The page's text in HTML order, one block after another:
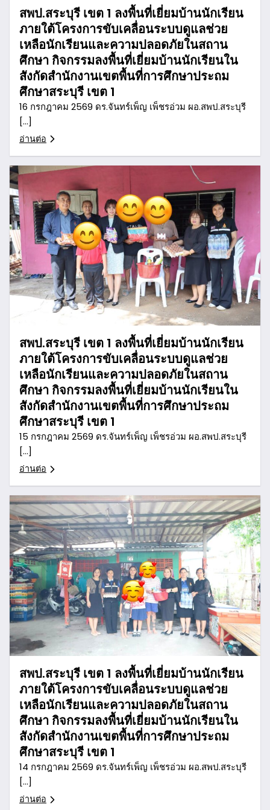
สพป.สระบุรี เขต 1 ลงพื้นที่เยี่ยมบ้านนักเรียน
ภายใต้โครงการขับเคลื่อนระบบดูแลช่วย
เหลือนักเรียนและความปลอดภัยในสถาน
ศึกษา กิจกรรมลงพื้นที่เยี่ยมบ้านนักเรียนใน
สังกัดสำนักงานเขตพื้นที่การศึกษาประถม
ศึกษาสระบุรี เขต 1
16 กรกฎาคม 2569 ดร.จันทร์เพ็ญ เพ็ชรอ่วม ผอ.สพป.สระบุรี
[…]
อ่านต่อ
สพป.สระบุรี เขต 1 ลงพื้นที่เยี่ยมบ้านนักเรียน
ภายใต้โครงการขับเคลื่อนระบบดูแลช่วย
เหลือนักเรียนและความปลอดภัยในสถาน
ศึกษา กิจกรรมลงพื้นที่เยี่ยมบ้านนักเรียนใน
สังกัดสำนักงานเขตพื้นที่การศึกษาประถม
ศึกษาสระบุรี เขต 1
15 กรกฎาคม 2569 ดร.จันทร์เพ็ญ เพ็ชรอ่วม ผอ.สพป.สระบุรี
[…]
อ่านต่อ
สพป.สระบุรี เขต 1 ลงพื้นที่เยี่ยมบ้านนักเรียน
ภายใต้โครงการขับเคลื่อนระบบดูแลช่วย
เหลือนักเรียนและความปลอดภัยในสถาน
ศึกษา กิจกรรมลงพื้นที่เยี่ยมบ้านนักเรียนใน
สังกัดสำนักงานเขตพื้นที่การศึกษาประถม
ศึกษาสระบุรี เขต 1
14 กรกฎาคม 2569 ดร.จันทร์เพ็ญ เพ็ชรอ่วม ผอ.สพป.สระบุรี
[…]
อ่านต่อ